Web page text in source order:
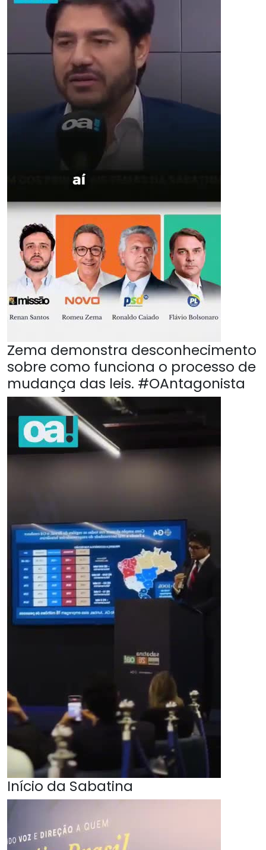
Zema demonstra desconhecimento
sobre como funciona o processo de
mudança das leis. #OAntagonista
Início da Sabatina